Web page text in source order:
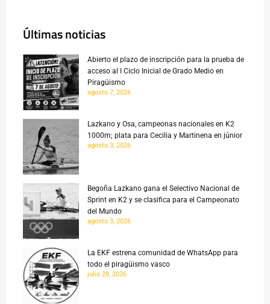
Últimas noticias
Abierto el plazo de inscripción para la prueba de
acceso al I Ciclo Inicial de Grado Medio en
Piragüismo
agosto 7, 2026
Lazkano y Osa, campeonas nacionales en K2
1000m; plata para Cecilia y Martinena en júnior
agosto 3, 2026
Begoña Lazkano gana el Selectivo Nacional de
Sprint en K2 y se clasifica para el Campeonato
del Mundo
agosto 3, 2026
La EKF estrena comunidad de WhatsApp para
todo el piragüismo vasco
julio 28, 2026